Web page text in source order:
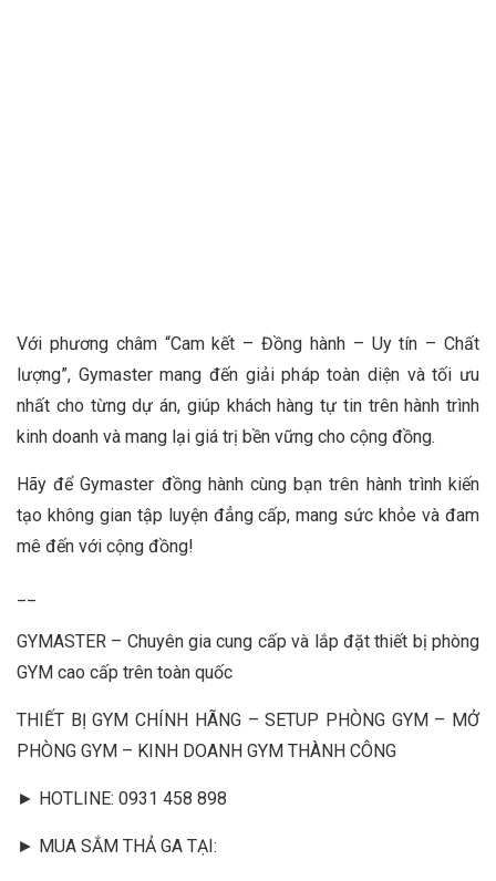
Với phương châm “Cam kết – Đồng hành – Uy tín – Chất
lượng”, Gymaster mang đến giải pháp toàn diện và tối ưu
nhất cho từng dự án, giúp khách hàng tự tin trên hành trình
kinh doanh và mang lại giá trị bền vững cho cộng đồng.
Hãy để Gymaster đồng hành cùng bạn trên hành trình kiến
tạo không gian tập luyện đẳng cấp, mang sức khỏe và đam
mê đến với cộng đồng!
GYMASTER – Chuyên gia cung cấp và lắp đặt thiết bị phòng
GYM cao cấp trên toàn quốc
THIẾT BỊ GYM CHÍNH HÃNG – SETUP PHÒNG GYM – MỞ
PHÒNG GYM – KINH DOANH GYM THÀNH CÔNG
► HOTLINE: 0931 458 898
► MUA SẮM THẢ GA TẠI: